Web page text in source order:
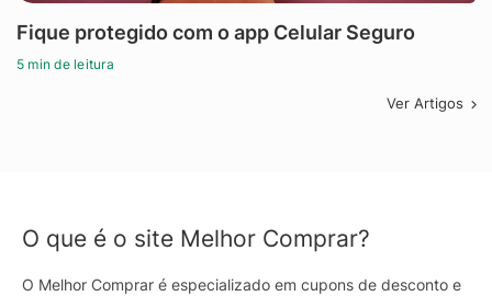
Fique protegido com o app Celular Seguro
5 min de leitura
Ver Artigos
O que é o site Melhor Comprar?
O Melhor Comprar é especializado em cupons de desconto e